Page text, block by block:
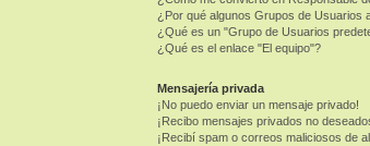
¿Por qué algunos Grupos de Usuarios
¿Qué es un "Grupo de Usuarios
¿Qué es el enlace "El equipo"?
Mensajería privada
¡No puedo enviar un mensaje privado!
¡Recibo mensajes privados no
¡Recibí spam o correos maliciosos de